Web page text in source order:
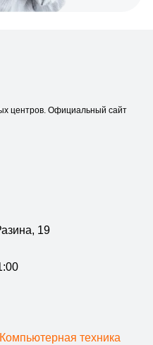
центров. Официальный сайт
19
Компьютерная техника